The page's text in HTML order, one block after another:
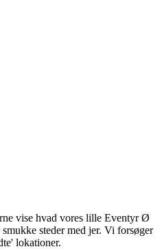
vise hvad vores lille Eventyr Ø
steder med jer. Vi forsøger
lokationer.